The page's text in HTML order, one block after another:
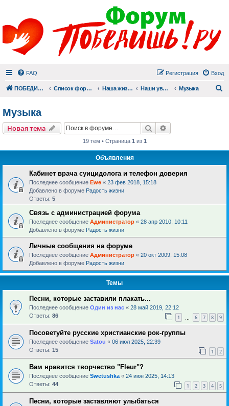
FAQ Вход
Регистрация
ПОБЕДИШЬ.РУ Список форумов Наша жизнь (не всё же о суициде!) Наши увлечения Музыка
Музыка
Новая тема Поиск
19 тем • Страница 1 из 1
Объявления
Кабинет врача суицидолога и телефон доверия
Последнее сообщение Ewe « 23 фев 2018, 15:18
Добавлено в форуме Радость жизни
Ответы: 5
Связь с администрацией форума
Последнее сообщение Администратор « 28 апр 2010, 10:11
Добавлено в форуме Радость жизни
Личные сообщения на форуме
Последнее сообщение Администратор « 20 окт 2009, 15:08
Добавлено в форуме Радость жизни
Темы
Песни, которые заставили плакать...
Последнее сообщение Один из нас « 28 май 2019, 22:12
Ответы: 86 1 6 7 8 9
Посоветуйте русские христианские рок-группы
Последнее сообщение Satou « 06 июл 2025, 22:39
Ответы: 15 1 2
Вам нравится творчество "Fleur"?
Последнее сообщение Swetushka « 24 июн 2025, 14:13
Ответы: 44 1 2 3 4 5
Песни, которые заставляют улыбаться